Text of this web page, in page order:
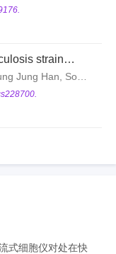
Foss-
strain
through
Jung Han, Soon
Nae
式细胞仪对处在快